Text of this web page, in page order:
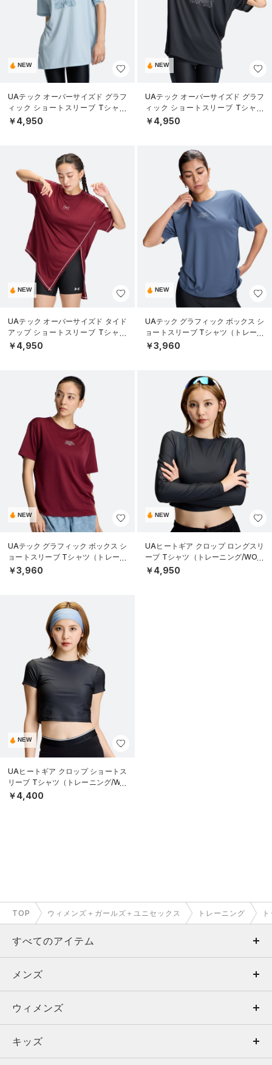
NEW
UAテック オーバーサイズド グラフ
ィック ショートスリーブ Tシャツ
（トレーニング/WOMEN）
￥4,950
NEW
UAテック オーバーサイズド グラフ
ィック ショートスリーブ Tシャツ
（トレーニング/WOMEN）
￥4,950
NEW
UAテック オーバーサイズド タイド
アップ ショートスリーブ Tシャツ
（トレーニング/WOMEN）
￥4,950
NEW
UAテック グラフィック ボックス シ
ョートスリーブ Tシャツ（トレーニ
ング/WOMEN）
￥3,960
NEW
UAテック グラフィック ボックス シ
ョートスリーブ Tシャツ（トレーニ
ング/WOMEN）
￥3,960
NEW
UAヒートギア クロップ ロングスリ
ーブ Tシャツ（トレーニング/WOM
EN）
￥4,950
NEW
UAヒートギア クロップ ショートス
リーブ Tシャツ（トレーニング/WO
MEN）
￥4,400
TOP ウィメンズ＋ガールズ＋ユニセックス トレーニング
すべてのアイテム
メンズ
ウィメンズ
キッズ
メンズ
トップス
ボトムス
ウィメンズ
トップス
キッズ